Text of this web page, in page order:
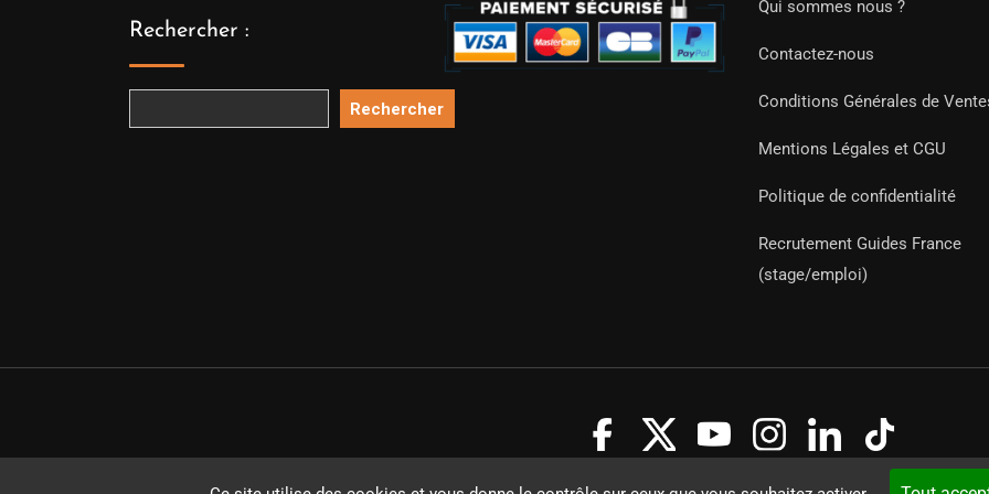
Rechercher :
Rechercher
Qui sommes nous ?
Contactez-nous
Conditions Générales de
Mentions Légales et CGU
Politique de confidentialité
Recrutement Guides France
(stage/emploi)
Copyright Guides 2021. Tous droits réservés.Développement web sur mesure